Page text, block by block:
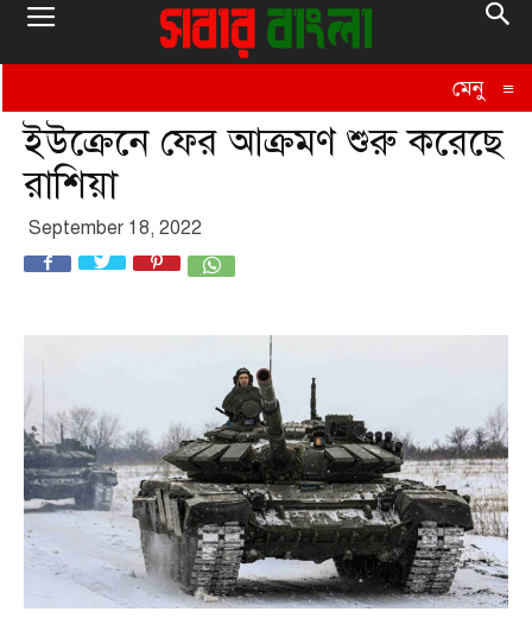
মেনু ≡
ইউক্রেনে ফের আক্রমণ শুরু করেছে
রাশিয়া
September 18, 2022